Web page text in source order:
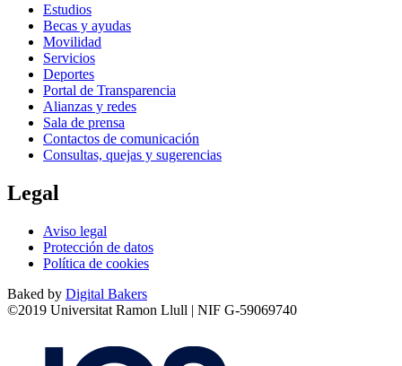
Estudios
Becas y ayudas
Movilidad
Servicios
Deportes
Portal de Transparencia
Alianzas y redes
Sala de prensa
Contactos de comunicación
Consultas, quejas y sugerencias
Legal
Aviso legal
Protección de datos
Política de cookies
Baked by Digital Bakers
©2019 Universitat Ramon Llull | NIF G-59069740